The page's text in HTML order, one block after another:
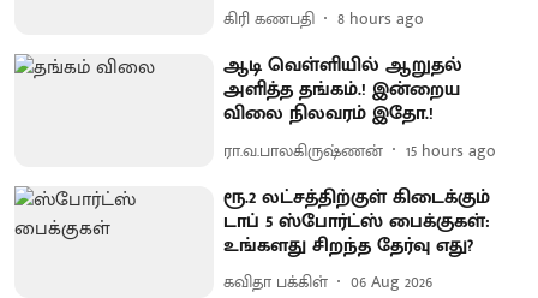
கிரி கணபதி 8 hours ago
ஆடி வெள்ளியில் ஆறுதல்
அளித்த தங்கம்.! இன்றைய
விலை நிலவரம் இதோ.!
ரா.வ.பாலகிருஷ்ணன் 15 hours ago
ரூ.2 லட்சத்திற்குள் கிடைக்கும்
டாப் 5 ஸ்போர்ட்ஸ் பைக்குகள்:
உங்களது சிறந்த தேர்வு எது?
கவிதா பக்கிள் 06 Aug 2026